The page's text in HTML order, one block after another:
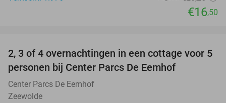
€16,50
2, 3 of 4 overnachtingen in een cottage voor 5
personen bij Center Parcs De Eemhof
Center Parcs De Eemhof
Zeewolde